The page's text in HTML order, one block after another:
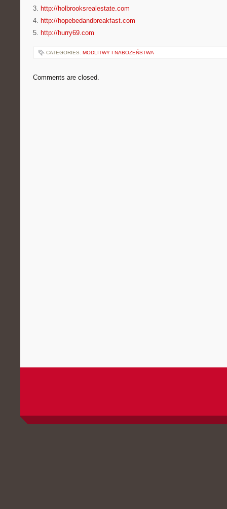
3. http://holbrooksrealestate.com
4. http://hopebedandbreakfast.com
5. http://hurry69.com
CATEGORIES: MODLITWY I NABOŻEŃSTWA
Comments are closed.